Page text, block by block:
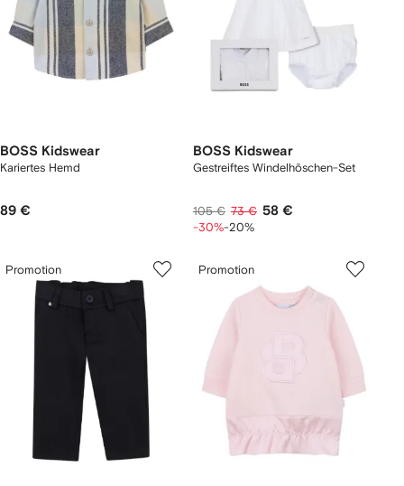
BOSS Kidswear
Kariertes Hemd
89 €
BOSS Kidswear
Gestreiftes Windelhöschen-Set
105 € 73 € 58 €
-30%-20%
Promotion Promotion